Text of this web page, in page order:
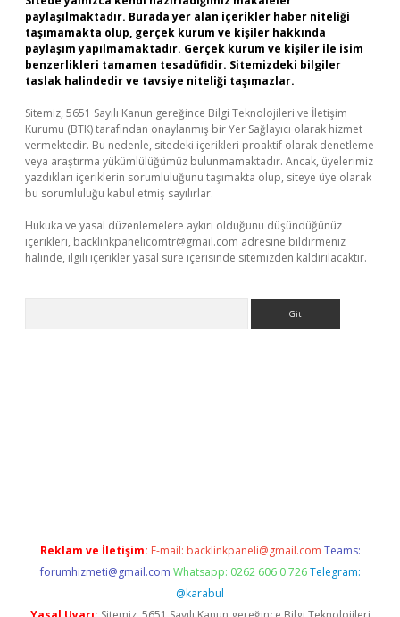
paylaşılmaktadır. Burada yer alan içerikler haber niteliği
taşımamakta olup, gerçek kurum ve kişiler hakkında
paylaşım yapılmamaktadır. Gerçek kurum ve kişiler ile isim
benzerlikleri tamamen tesadüfidir. Sitemizdeki bilgiler
taslak halindedir ve tavsiye niteliği taşımazlar.
Sitemiz, 5651 Sayılı Kanun gereğince Bilgi Teknolojileri ve İletişim
Kurumu (BTK) tarafından onaylanmış bir Yer Sağlayıcı olarak hizmet
vermektedir. Bu nedenle, sitedeki içerikleri proaktif olarak denetleme
veya araştırma yükümlülüğümüz bulunmamaktadır. Ancak, üyelerimiz
yazdıkları içeriklerin sorumluluğunu taşımakta olup, siteye üye olarak
bu sorumluluğu kabul etmiş sayılırlar.
Hukuka ve yasal düzenlemelere aykırı olduğunu düşündüğünüz
içerikleri, backlinkpanelicomtr@gmail.com adresine bildirmeniz
halinde, ilgili içerikler yasal süre içerisinde sitemizden kaldırılacaktır.
Reklam ve İletişim: E-mail: backlinkpaneli@gmail.com Teams:
forumhizmeti@gmail.com Whatsapp: 0262 606 0 726 Telegram:
@karabul